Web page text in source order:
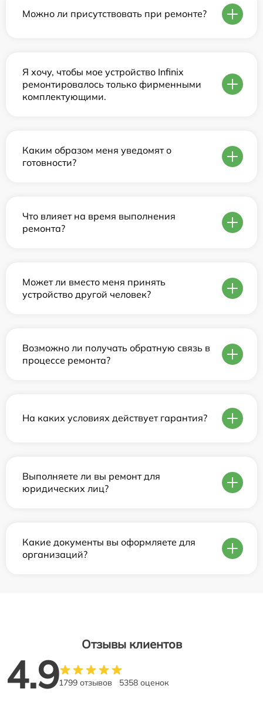
Можно ли присутствовать при ремонте?
Я хочу, чтобы мое устройство Infinix
ремонтировалось только фирменными
комплектующими.
Каким образом меня уведомят о
готовности?
Что влияет на время выполнения
ремонта?
Может ли вместо меня принять
устройство другой человек?
Возможно ли получать обратную связь в
процессе ремонта?
На каких условиях действует гарантия?
Выполняете ли вы ремонт для
юридических лиц?
Какие документы вы оформляете для
организаций?
Отзывы клиентов
4.91799 отзывов 5358 оценок